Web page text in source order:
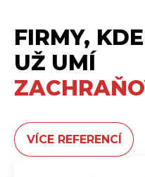
FIRMY, KDE
UŽ UMÍ
VÍCE REFERENCÍ